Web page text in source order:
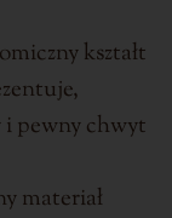
kształt
i pewny chwyt
materiał